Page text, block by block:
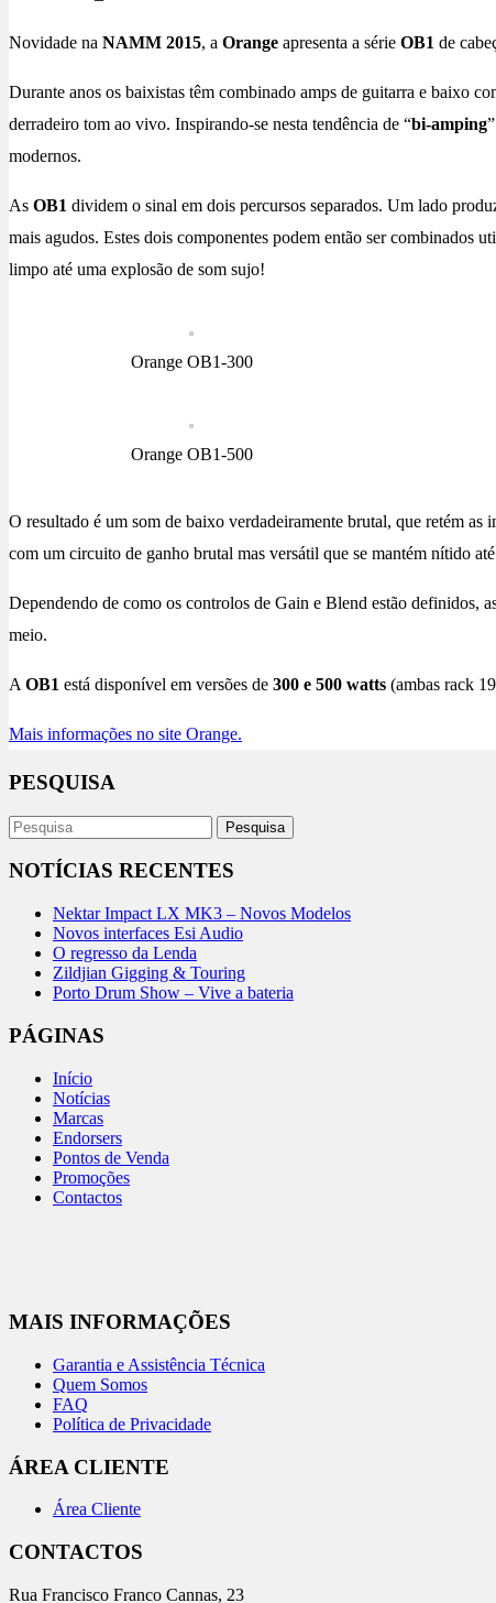
Novidade na NAMM 2015, a Orange apresenta a série OB1 de
Durante anos os baixistas têm combinado amps de guitarra e baixo
derradeiro tom ao vivo. Inspirando-se nesta tendência de “bi-amping
modernos.
As OB1 dividem o sinal em dois percursos separados. Um lado
mais agudos. Estes dois componentes podem então ser combinados
limpo até uma explosão de som sujo!
Orange OB1-300
Orange OB1-500
O resultado é um som de baixo verdadeiramente brutal, que retém
com um circuito de ganho brutal mas versátil que se mantém nítido
Dependendo de como os controlos de Gain e Blend estão definidos,
meio.
A OB1 está disponível em versões de 300 e 500 watts (ambas rack
Mais informações no site Orange.
PESQUISA
NOTÍCIAS RECENTES
Nektar Impact LX MK3 – Novos Modelos
Novos interfaces Esi Audio
O regresso da Lenda
Zildjian Gigging & Touring
Porto Drum Show – Vive a bateria
PÁGINAS
Início
Notícias
Marcas
Endorsers
Pontos de Venda
Promoções
Contactos
MAIS INFORMAÇÕES
Garantia e Assistência Técnica
Quem Somos
FAQ
Política de Privacidade
ÁREA CLIENTE
Área Cliente
CONTACTOS
Rua Francisco Franco Cannas, 23